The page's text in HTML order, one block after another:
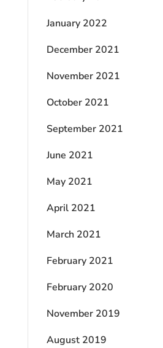
January 2022
December 2021
November 2021
October 2021
September 2021
June 2021
May 2021
April 2021
March 2021
February 2021
February 2020
November 2019
August 2019